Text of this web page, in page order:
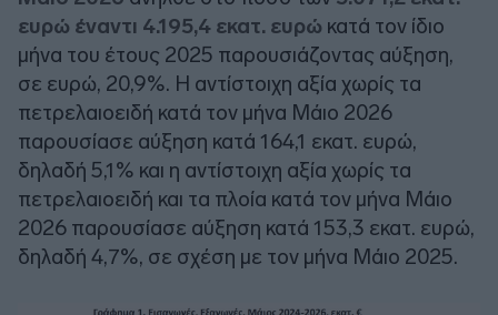
ευρώ έναντι 4.195,4 εκατ. ευρώ κατά τον ίδιο
μήνα του έτους 2025 παρουσιάζοντας αύξηση,
σε ευρώ, 20,9%. Η αντίστοιχη αξία χωρίς τα
πετρελαιοειδή κατά τον μήνα Μάιο 2026
παρουσίασε αύξηση κατά 164,1 εκατ. ευρώ,
δηλαδή 5,1% και η αντίστοιχη αξία χωρίς τα
πετρελαιοειδή και τα πλοία κατά τον μήνα Μάιο
2026 παρουσίασε αύξηση κατά 153,3 εκατ. ευρώ,
δηλαδή 4,7%, σε σχέση με τον μήνα Μάιο 2025.